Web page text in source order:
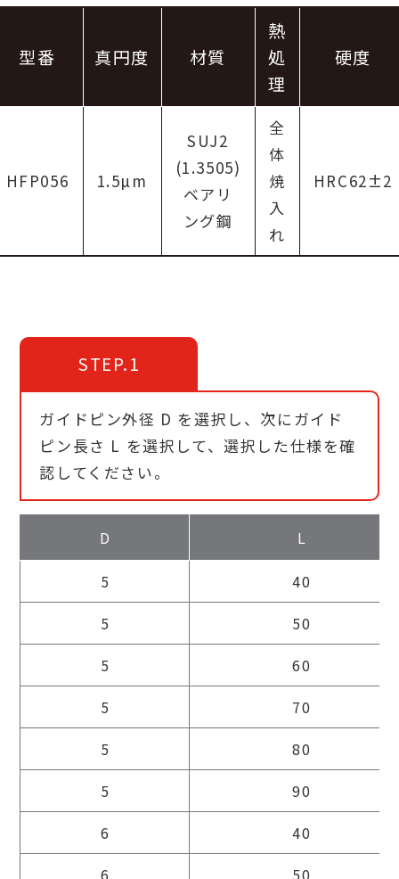
型番 真円度 材質
熱
処
理
硬度
HFP056 1.5µm
SUJ2
(1.3505)
ベアリ
ング鋼
全
体
焼
入
れ
HRC62±2
STEP.1
ガイドピン外径 D を選択し、次にガイド
ピン長さ L を選択して、選択した仕様を確
認してください。
D L
5
40
5
50
5
60
5
70
5
80
5
90
6
40
6
50